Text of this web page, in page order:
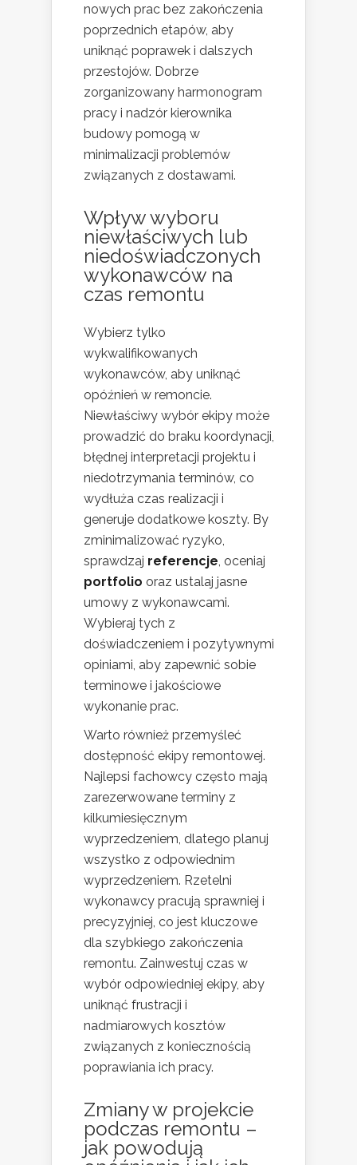
nowych prac bez zakończenia
poprzednich etapów, aby
uniknąć poprawek i dalszych
przestojów. Dobrze
zorganizowany harmonogram
pracy i nadzór kierownika
budowy pomogą w
minimalizacji problemów
związanych z dostawami.
Wpływ wyboru
niewłaściwych lub
niedoświadczonych
wykonawców na
czas remontu
Wybierz tylko
wykwalifikowanych
wykonawców, aby uniknąć
opóźnień w remoncie.
Niewłaściwy wybór ekipy może
prowadzić do braku koordynacji,
błędnej interpretacji projektu i
niedotrzymania terminów, co
wydłuża czas realizacji i
generuje dodatkowe koszty. By
zminimalizować ryzyko,
sprawdzaj referencje, oceniaj
portfolio oraz ustalaj jasne
umowy z wykonawcami.
Wybieraj tych z
doświadczeniem i pozytywnymi
opiniami, aby zapewnić sobie
terminowe i jakościowe
wykonanie prac.
Warto również przemyśleć
dostępność ekipy remontowej.
Najlepsi fachowcy często mają
zarezerwowane terminy z
kilkumiesięcznym
wyprzedzeniem, dlatego planuj
wszystko z odpowiednim
wyprzedzeniem. Rzetelni
wykonawcy pracują sprawniej i
precyzyjniej, co jest kluczowe
dla szybkiego zakończenia
remontu. Zainwestuj czas w
wybór odpowiedniej ekipy, aby
uniknąć frustracji i
nadmiarowych kosztów
związanych z koniecznością
poprawiania ich pracy.
Zmiany w projekcie
podczas remontu –
jak powodują